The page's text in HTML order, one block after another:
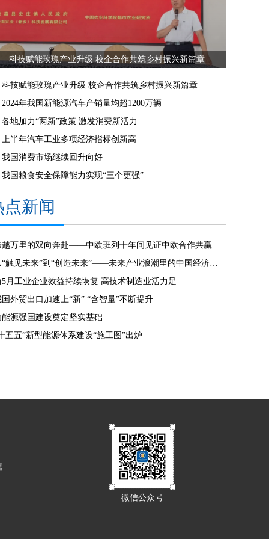
科技赋能玫瑰产业升级 校企合作共筑乡村振兴新篇章
科技赋能玫瑰产业升级 校企合作共筑乡村振兴新篇章
2024年我国新能源汽车产销量均超1200万辆
各地加力“两新”政策 激发消费新活力
上半年汽车工业多项经济指标创新高
我国消费市场继续回升向好
我国粮食安全保障能力实现“三个更强”
点新闻
越万里的双向奔赴——中欧班列十年间见证中欧合作共赢
从“触见未来”到“创造未来”——未来产业浪潮里的中国经济脉动
5月工业企业效益持续恢复 高技术制造业活力足
国外贸出口加速上“新” “含智量”不断提升
能源强国建设奠定坚实基础
五五”新型能源体系建设“施工图”出炉
微信公众号